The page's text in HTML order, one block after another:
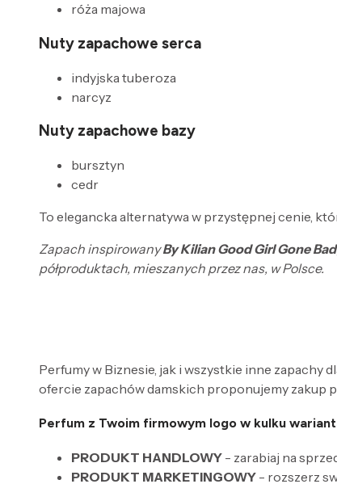
róża majowa
Nuty zapachowe serca
indyjska tuberoza
narcyz
Nuty zapachowe bazy
bursztyn
cedr
To elegancka alternatywa w przystępnej cenie,
Zapach inspirowanyBy Kilian Good Girl Gone Bad
półproduktach, mieszanych przez nas, w Polsce.
Perfumy w Biznesie, jak i wszystkie inne zapachy
ofercie zapachów damskich proponujemy zakup
Perfum z Twoim firmowym logo w kulku
PRODUKT HANDLOWY - zarabiaj na
PRODUKT MARKETINGOWY - rozszerz